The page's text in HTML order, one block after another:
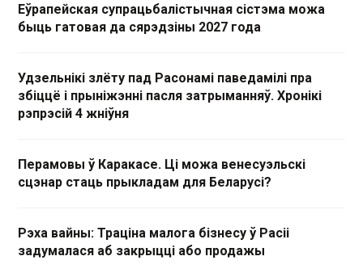
Еўрапейская супрацьбалістычная сістэма можа
быць гатовая да сярэдзіны 2027 года
Удзельнікі злёту пад Расонамі паведамілі пра
збіццё і прыніжэнні пасля затрыманняў. Хронікі
рэпрэсій 4 жніўня
Перамовы ў Каракасе. Ці можа венесуэльскі
сцэнар стаць прыкладам для Беларусі?
Рэха вайны: Траціна малога бізнесу ў Расіі
задумалася аб закрыцці або продажы